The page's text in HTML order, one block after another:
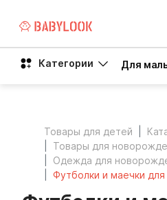
Категории Для
Товары для детей
Товары для
Одежда для
Футболки и маечки